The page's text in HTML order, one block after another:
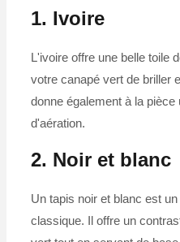
1. Ivoire
L'ivoire offre une belle toile
votre canapé vert de briller
donne également à la
d'aération.
2. Noir et blanc
Un tapis noir et blanc est
classique. Il offre un